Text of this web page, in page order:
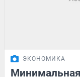
ЭКОНОМИКА